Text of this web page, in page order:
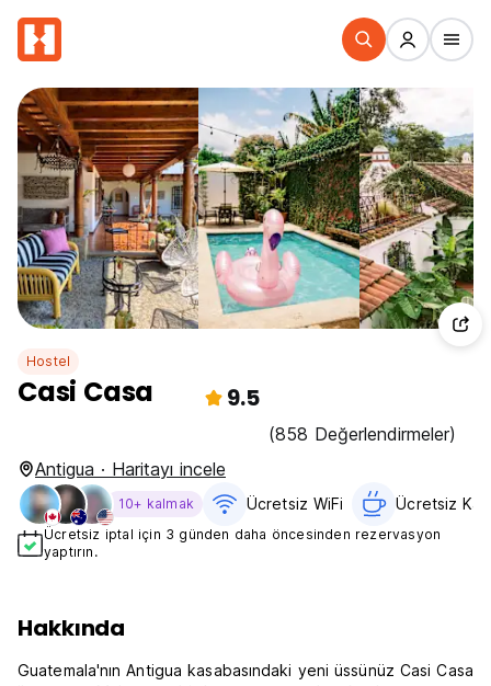
Hostel
Casi Casa 9.5
(858 Değerlendirmeler)
Antigua · Haritayı incele
10+ kalmak Ücretsiz WiFi Ücretsiz
Ücretsiz iptal için 3 günden daha öncesinden rezervasyon
yaptırın.
Hakkında
Guatemala'nın Antigua kasabasındaki yeni üssünüz Casi Casa